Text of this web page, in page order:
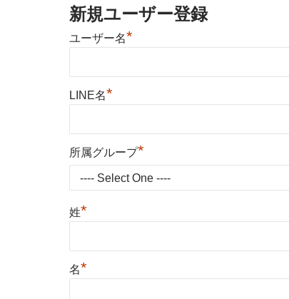
新規ユーザー登録
ユーザー名*
LINE名*
所属グループ*
姓*
名*